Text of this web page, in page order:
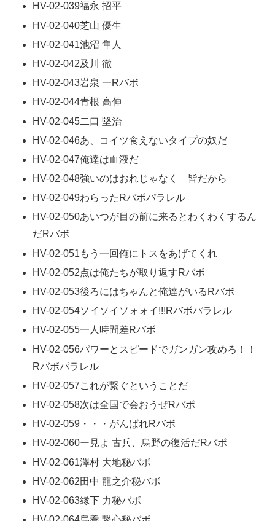
HV-02-039福永 招平
HV-02-040芝山 優生
HV-02-041池沼 隼人
HV-02-042及川 徹
HV-02-043岩泉 一Rバボ
HV-02-044青根 高伸
HV-02-045二口 堅治
HV-02-046あ、コイツ食えないタイプの奴だ
HV-02-047俺達は血液だ
HV-02-048強いのはおれじゃなく 皆だから
HV-02-049わらったRバボパラレル
HV-02-050あいつが目の前に来るとわくわくするん
だRバボ
HV-02-051もう一回俺にトスをあげてくれ
HV-02-052点は俺たちが取り返すRバボ
HV-02-053後ろにはちゃんと俺達がいるRバボ
HV-02-054ソイソイソォォイ!!!Rバボパラレル
HV-02-055一人時間差Rバボ
HV-02-056パワーとスピードでガンガン攻めろ！！
Rバボパラレル
HV-02-057これが繋ぐということだ
HV-02-058次は全国で会おうぜRバボ
HV-02-059・・・がんばれRバボ
HV-02-060ー見よ 古兵、烏野の復活だRバボ
HV-02-061澤村 大地秘バボ
HV-02-062田中 龍之介秘バボ
HV-02-063縁下 力秘バボ